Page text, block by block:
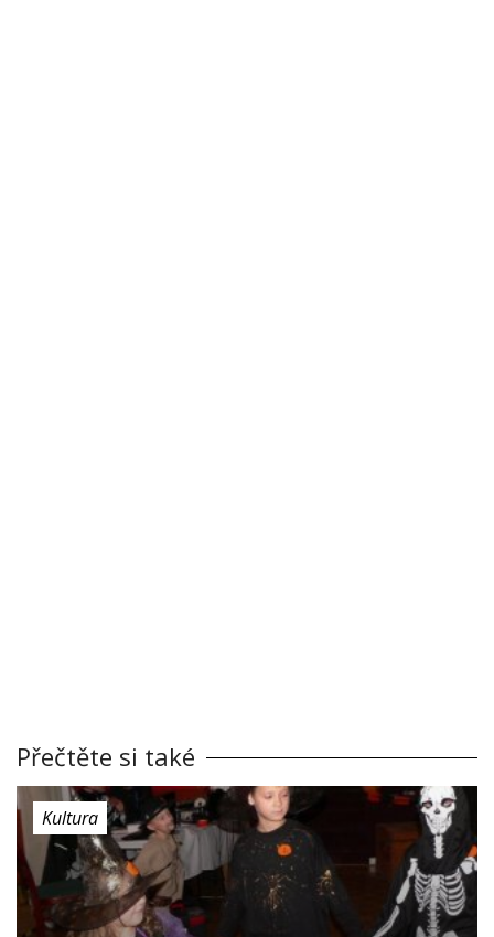
Přečtěte si také
Kultura